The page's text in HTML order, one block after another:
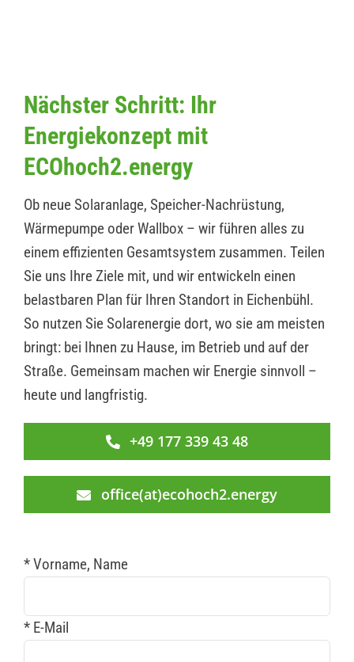
Nächster Schritt: Ihr
Energiekonzept mit
ECOhoch2.energy
Ob neue Solaranlage, Speicher-Nachrüstung,
Wärmepumpe oder Wallbox – wir führen alles zu
einem effizienten Gesamtsystem zusammen. Teilen
Sie uns Ihre Ziele mit, und wir entwickeln einen
belastbaren Plan für Ihren Standort in Eichenbühl.
So nutzen Sie Solarenergie dort, wo sie am meisten
bringt: bei Ihnen zu Hause, im Betrieb und auf der
Straße. Gemeinsam machen wir Energie sinnvoll –
heute und langfristig.
+49 177 339 43 48
office(at)ecohoch2.energy
* Vorname, Name
* E-Mail